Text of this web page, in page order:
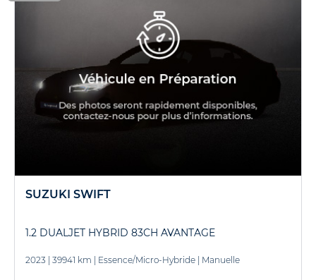
SUZUKI SWIFT
1.2 DUALJET HYBRID 83CH AVANTAGE
2023 39941 km Essence/Micro-Hybride Manuelle